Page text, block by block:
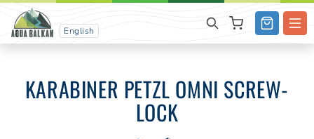
English
KARABINER PETZL OMNI SCREW-
LOCK